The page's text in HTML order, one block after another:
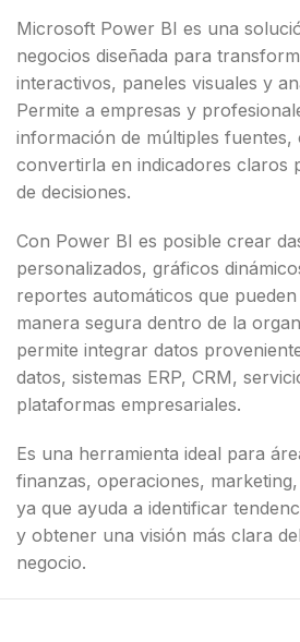
Microsoft Power BI es una
negocios diseñada para
interactivos, paneles visuales y
Permite a empresas y
información de múltiples fuentes,
convertirla en indicadores claros
de decisiones.
Con Power BI es posible crear
personalizados, gráficos
reportes automáticos que
manera segura dentro de la
permite integrar datos
datos, sistemas ERP, CRM,
plataformas empresariales.
Es una herramienta ideal para
finanzas, operaciones,
ya que ayuda a identificar
y obtener una visión más clara
negocio.